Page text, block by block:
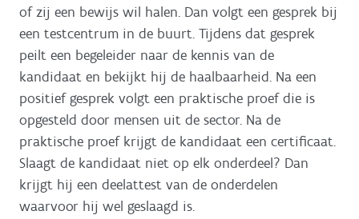
of zij een bewijs wil halen. Dan volgt een gesprek bij
een testcentrum in de buurt. Tijdens dat gesprek
peilt een begeleider naar de kennis van de
kandidaat en bekijkt hij de haalbaarheid. Na een
positief gesprek volgt een praktische proef die is
opgesteld door mensen uit de sector. Na de
praktische proef krijgt de kandidaat een certificaat.
Slaagt de kandidaat niet op elk onderdeel? Dan
krijgt hij een deelattest van de onderdelen
waarvoor hij wel geslaagd is.